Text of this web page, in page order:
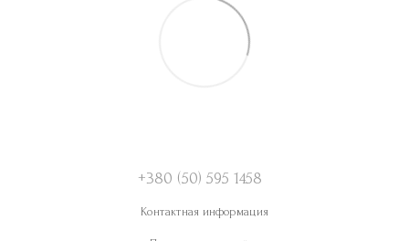
+380 (50) 595 1458
Контактная информация